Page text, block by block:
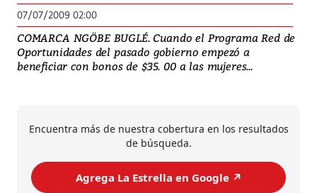
07/07/2009 02:00
COMARCA NGÖBE BUGLÉ. Cuando el Programa Red de
Oportunidades del pasado gobierno empezó a
beneficiar con bonos de $35. 00 a las mujeres...
Encuentra más de nuestra cobertura en los resultados
de búsqueda.
Agrega La Estrella en Google ↗️